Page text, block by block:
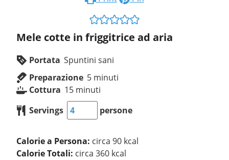
Mele cotte in friggitrice ad aria
Portata Spuntini sani
Preparazione 5 minuti
Cottura 15 minuti
Servings
persone
Calorie a Persona: circa 90 kcal
Calorie Totali: circa 360 kcal